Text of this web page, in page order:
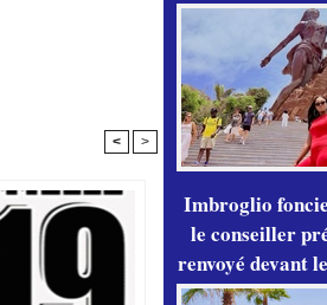
< >
Imbroglio
le conseiller
renvoyé devant